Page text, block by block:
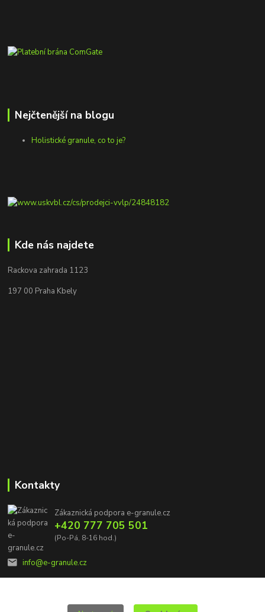
Nejčtenější na blogu
Holistické granule, co to je?
Kde nás najdete
Rackova zahrada 1123
197 00 Praha Kbely
Kontakty
Zákaznická podpora e-granule.cz
+420 777 705 501
(Po-Pá, 8-16 hod.)
info@e-granule.cz